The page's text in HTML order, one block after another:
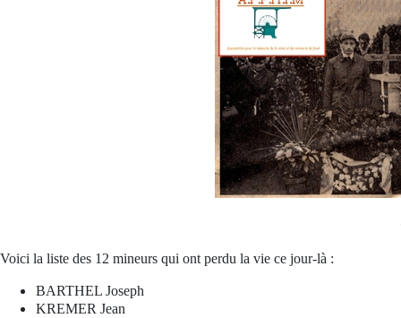
Voici la liste des 12 mineurs qui ont perdu la vie ce jour-là :
BARTHEL Joseph
KREMER Jean